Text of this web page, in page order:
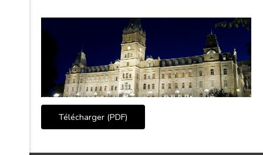
Télécharger (PDF)